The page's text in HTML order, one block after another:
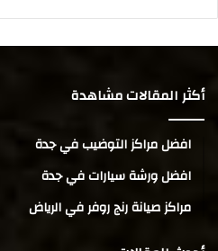
أكثر المقالات مشاهدة
افضل مراكز التوضيب في جدة
افضل ورشة سيارات في جدة
مراكز صيانة رنج روفر في الرياض